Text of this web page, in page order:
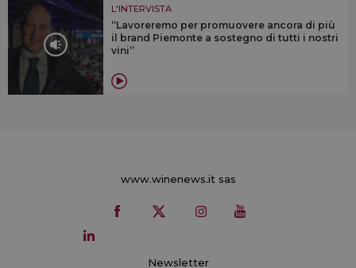
L'INTERVISTA
“Lavoreremo per promuovere ancora di più
il brand Piemonte a sostegno di tutti i nostri
vini”
www.winenews.it sas
Newsletter